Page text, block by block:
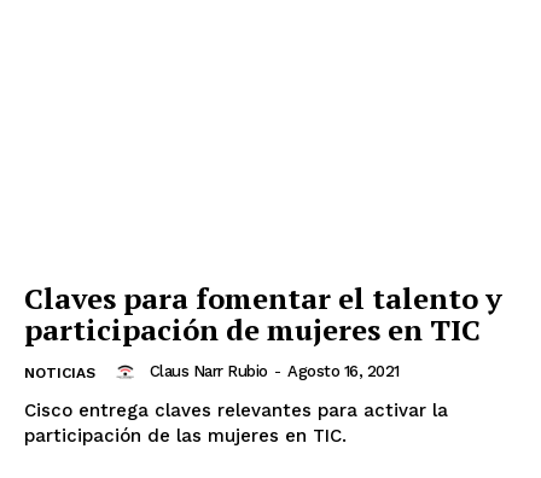
Claves para fomentar el talento y
participación de mujeres en TIC
NOTICIAS Claus Narr Rubio - Agosto 16, 2021
Cisco entrega claves relevantes para activar la
participación de las mujeres en TIC.